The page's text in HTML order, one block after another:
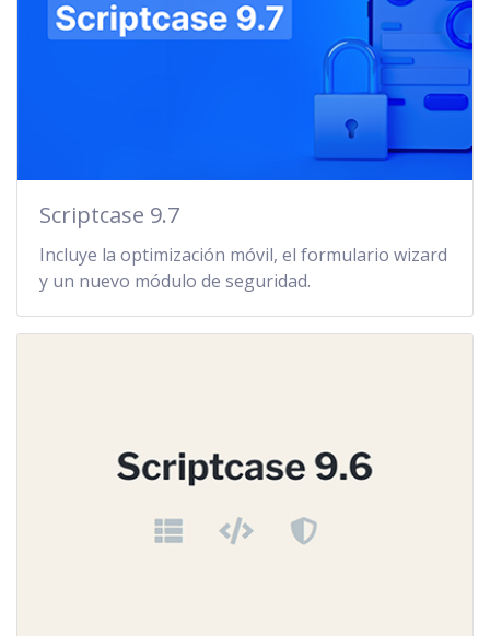
Scriptcase 9.7
Incluye la optimización móvil, el formulario wizard
y un nuevo módulo de seguridad.